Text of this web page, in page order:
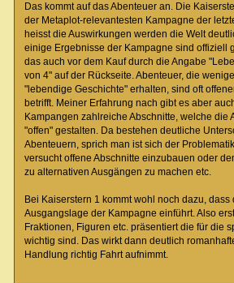
Das kommt auf das Abenteuer an. Die
der Metaplot-relevantesten Kampagne der
heisst die Auswirkungen werden die Welt
einige Ergebnisse der Kampagne sind offiziell
das auch vor dem Kauf durch die Angabe
von 4" auf der Rückseite. Abenteuer, die
"lebendige Geschichte" erhalten, sind oft
betrifft. Meiner Erfahrung nach gibt es aber
Kampangen zahlreiche Abschnitte, welche die
"offen" gestalten. Da bestehen deutliche
Abenteuern, sprich man ist sich der
versucht offene Abschnitte einzubauen oder
zu alternativen Ausgängen zu machen etc.
Bei Kaiserstern 1 kommt wohl noch dazu, dass
Ausgangslage der Kampagne einführt. Also
Fraktionen, Figuren etc. präsentiert die für die
wichtig sind. Das wirkt dann deutlich
Handlung richtig Fahrt aufnimmt.